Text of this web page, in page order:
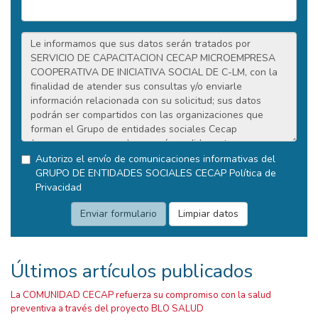
Autorizo el envío de comunicaciones informativas del
GRUPO DE ENTIDADES SOCIALES CECAP Política de
Privacidad
Últimos artículos publicados
La COMUNIDAD CECAP refuerza su compromiso con la salud
preventiva a través del proyecto BLO SALUD